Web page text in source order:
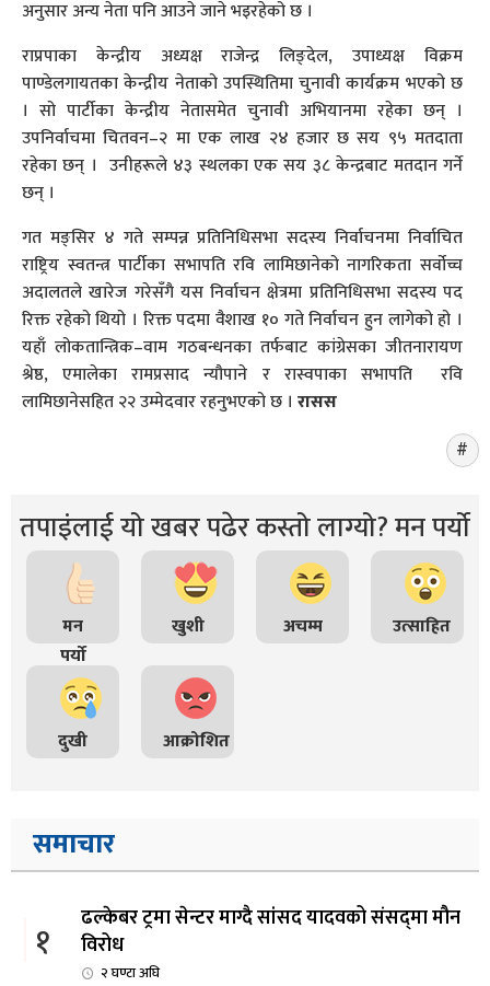
अनुसार अन्य नेता पनि आउने जाने भइरहेको छ ।
राप्रपाका केन्द्रीय अध्यक्ष राजेन्द्र लिङ्देल, उपाध्यक्ष विक्रम
पाण्डेलगायतका केन्द्रीय नेताको उपस्थितिमा चुनावी कार्यक्रम भएको छ
। सो पार्टीका केन्द्रीय नेतासमेत चुनावी अभियानमा रहेका छन् ।
उपनिर्वाचमा चितवन–२ मा एक लाख २४ हजार छ सय ९५ मतदाता
रहेका छन् । उनीहरूले ४३ स्थलका एक सय ३८ केन्द्रबाट मतदान गर्ने
छन् ।
गत मङ्सिर ४ गते सम्पन्न प्रतिनिधिसभा सदस्य निर्वाचनमा निर्वाचित
राष्ट्रिय स्वतन्त्र पार्टीका सभापति रवि लामिछानेको नागरिकता सर्वोच्च
अदालतले खारेज गरेसँगै यस निर्वाचन क्षेत्रमा प्रतिनिधिसभा सदस्य पद
रिक्त रहेको थियो । रिक्त पदमा वैशाख १० गते निर्वाचन हुन लागेको हो ।
यहाँ लोकतान्त्रिक–वाम गठबन्धनका तर्फबाट कांग्रेसका जीतनारायण
श्रेष्ठ, एमालेका रामप्रसाद न्यौपाने र रास्वपाका सभापति रवि
लामिछानेसहित २२ उम्मेदवार रहनुभएको छ । रासस
तपाइंलाई यो खबर पढेर कस्तो लाग्यो? मन पर्यो
मन
पर्यो
खुशी अचम्म उत्साहित
दुखी आक्रोशित
समाचार
१
ढल्केबर ट्रमा सेन्टर माग्दै सांसद यादवको संसद्‌मा मौन
विरोध
२ घण्टा अघि